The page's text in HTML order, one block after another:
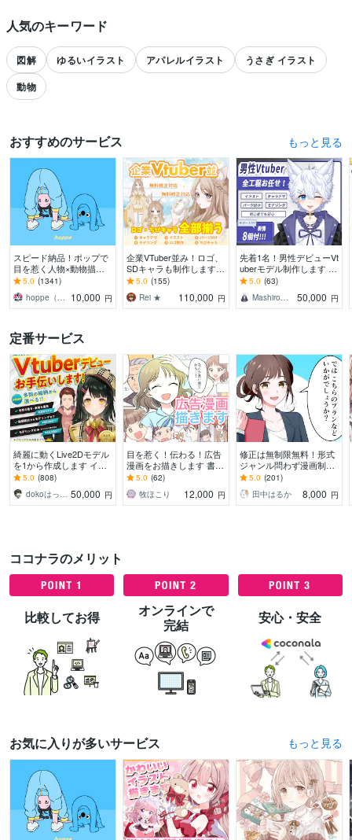
人気のキーワード
図解 ゆるいイラスト アパレルイラスト
うさぎ イラスト
動物
すべて見る
おすすめのサービス おすすめのサービスをもっと見る
スピード納品！ポップで
目を惹く人物×動物描き
ます 挿絵・動画・グッズ
など鮮やかな配色で個性
を出したい方へ
5.0 (1341)
hoppe（ほっぺ）
10,000 円
企業VTuber並み！ロゴ、
SDキャラも制作します
デビュー徹底サポート！
満足いくまで修正無制
限、著作権譲渡
5.0 (155)
Rei ★
110,000 円
先着1名！男性デビューVt
uberモデル制作します 全
工程制作、修正無制限、
高品質、企業並
5.0 (63)
Mashiro＠モデラー
50,000 円
定番サービス
綺麗に動くLive2Dモデル
を1から作成します イラ
スト持ち込み依頼も歓
迎！好みの絵柄でVtuber
に
5.0 (808)
dokoはっしー【ハシビロッコ】 50,000 円
目を惹く！伝わる！広告
漫画をお描きします 書
籍/LP広告/チラシ 女性向
け/児童向け/企業向けに
5.0 (62)
牧ほこり
12,000 円
修正は無制限無料！形式
ジャンル問わず漫画制作
します 1枚絵も可！スト
ーリー作成や絵柄のご要
望等も無料で承ります♪
5.0 (201)
田中はるか
8,000 円
ココナラのメリット
比較してお得
オンラインで
完結
安心・安全
お気に入りが多いサービスお気に入りが多いサービスをもっと見る